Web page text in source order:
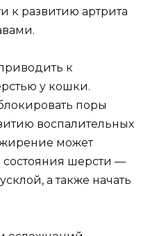
к развитию артрита
к
у кошки.
поры
воспалительных
может
шерсти —
а также начать